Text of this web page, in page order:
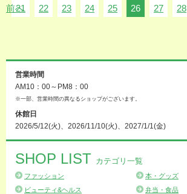
前へ
21 22 23 24 25 26 27 28
営業時間
AM10：00～PM8：00
※一部、営業時間の異なるショップがございます。
休館日
2026/5/12(火)、2026/11/10(火)、2027/1/1(金)
SHOP LIST カテゴリ一覧
ファッション
本・グッズ
ビューティ&ヘルス
弁当・食品